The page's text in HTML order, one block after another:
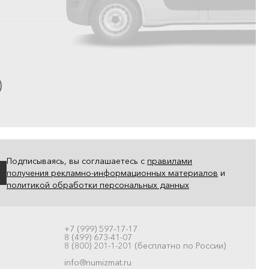
Подписываясь, вы соглашаетесь с правилами
получения рекламно-информационных материалов и
политикой обработки персональных данных
+7 (999) 597-17-17
8 (499) 673-41-07
8 (800) 201-1-201 (бесплатно по России)
info@numizmat.ru